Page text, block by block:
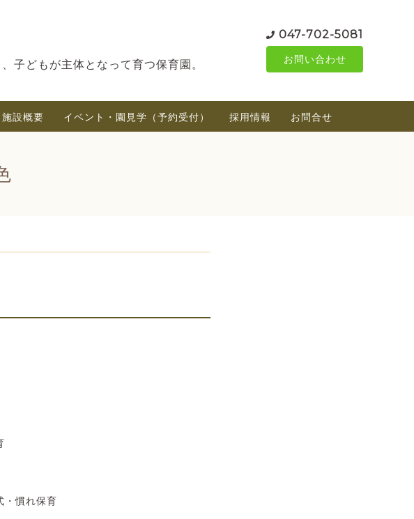
子どもが主体となって育つ保育園。
047-702-5081
お問い合わせ
施設概要 イベント・園見学（予約受付） 採用情報 お問合せ
・慣れ保育